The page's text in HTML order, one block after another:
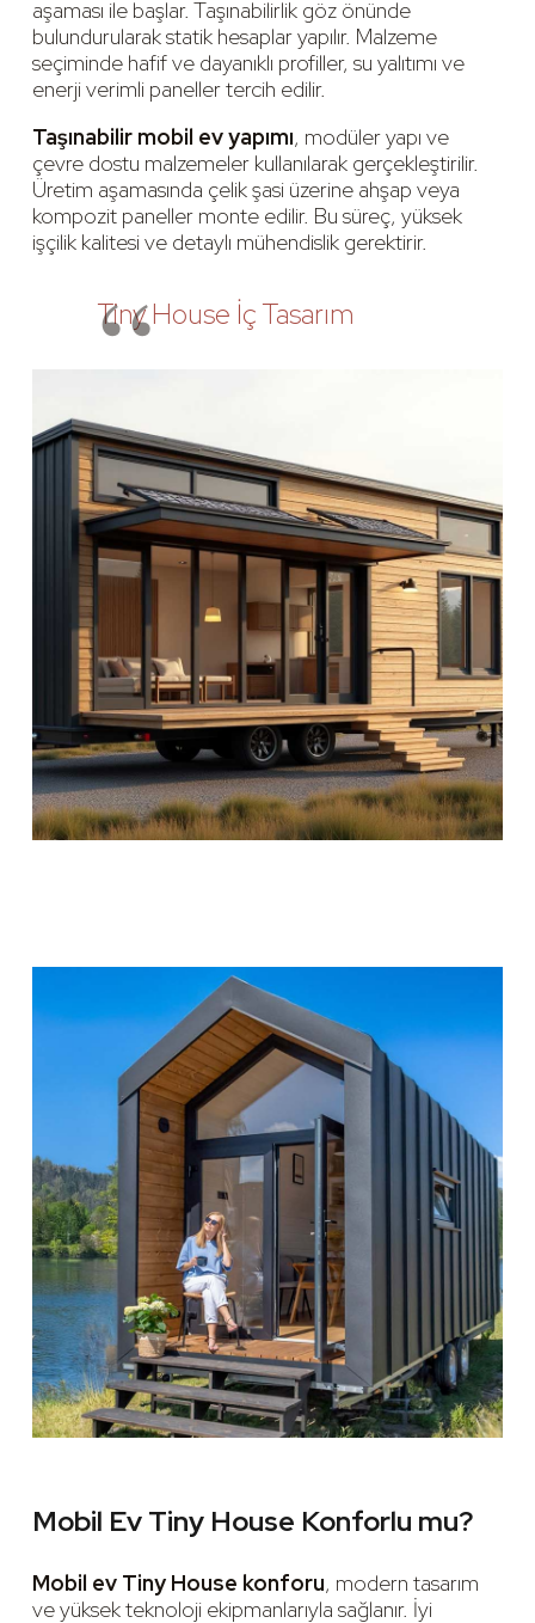
aşaması ile başlar. Taşınabilirlik göz önünde
bulundurularak statik hesaplar yapılır. Malzeme
seçiminde hafif ve dayanıklı profiller, su yalıtımı ve
enerji verimli paneller tercih edilir.
Taşınabilir mobil ev yapımı, modüler yapı ve
çevre dostu malzemeler kullanılarak gerçekleştirilir.
Üretim aşamasında çelik şasi üzerine ahşap veya
kompozit paneller monte edilir. Bu süreç, yüksek
işçilik kalitesi ve detaylı mühendislik gerektirir.
Tiny House İç Tasarım
Mobil Ev Tiny House Konforlu mu?
Mobil ev Tiny House konforu, modern tasarım
ve yüksek teknoloji ekipmanlarıyla sağlanır. İyi